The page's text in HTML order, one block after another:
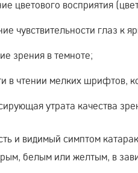
цветового восприятия
чувствительности глаз к
зрения в темноте;
в чтении мелких шрифтов,
утрата качества
и видимый симптом
белым или желтым, в